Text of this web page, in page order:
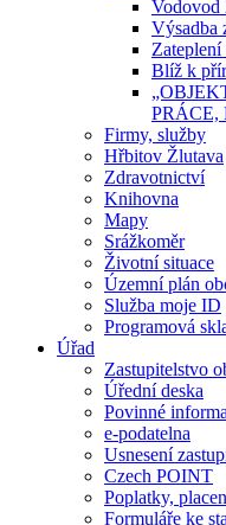
Vodovod
Výsadba
Blíž k
PRÁCE,
Firmy, služby
Hřbitov Žlutava
Zdravotnictví
Knihovna
Mapy
Srážkoměr
Životní situace
Územní plán
Služba moje ID
Programová
Úřad
Zastupitelstvo
Úřední deska
Povinné
e-podatelna
Usnesení
Czech POINT
Poplatky,
Formuláře ke